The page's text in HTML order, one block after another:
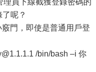
理員下線截獲登錄密碼的
呢？
門，即使是普通用戶登
/bin/bash –i 你